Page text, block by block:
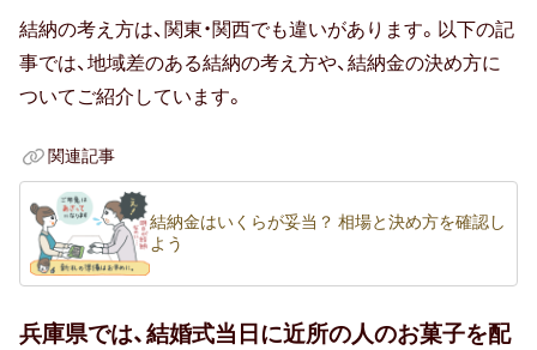
90代男性
20代女性
友達・友人
親族（ 親・親戚 )
結納の考え方は、関東・関西でも違いがあります。以下の記
事では、地域差のある結納の考え方や、結納金の決め方に
ついてご紹介しています。
関連記事
結納金はいくらが妥当？ 相場と決め方を確認し
よう
兵庫県では、結婚式当日に近所の人のお菓子を配